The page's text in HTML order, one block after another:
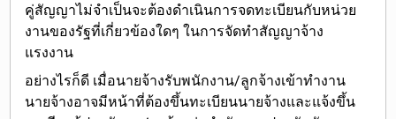
คู่สัญญาไม่จำเป็นจะต้องดำเนินการจดทะเบียนกับหน่วย
งานของรัฐที่เกี่ยวข้องใดๆ ในการจัดทำสัญญาจ้าง
แรงงาน
อย่างไรก็ดี เมื่อนายจ้างรับพนักงาน/ลูกจ้างเข้าทำงาน
นายจ้างอาจมีหน้าที่ต้องขึ้นทะเบียนนายจ้างและแจ้งขึ้น